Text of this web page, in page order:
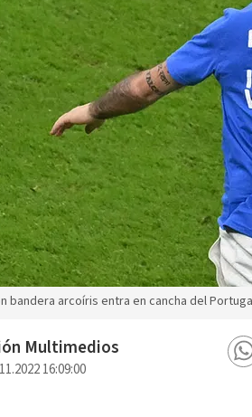
bandera arcoíris entra en cancha del
Multimedios
16:09:00